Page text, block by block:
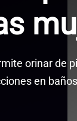
orinar de
en